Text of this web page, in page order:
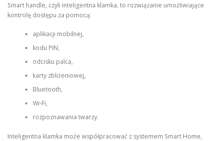
Smart handle, czyli inteligentna klamka, to rozwiązanie umożliwiające
kontrolę dostępu za pomocą:
aplikacji mobilnej,
kodu PIN,
odcisku palca,
karty zbliżeniowej,
Bluetooth,
Wi-Fi,
rozpoznawania twarzy.
Inteligentna klamka może współpracować z systemem Smart Home,